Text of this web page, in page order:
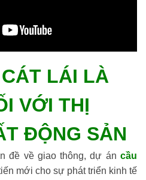
LÁI LÀ
VỚI THỊ
ĐỘNG SẢN
đề về giao thông, dự án cầu
mới cho sự phát triển kinh tế